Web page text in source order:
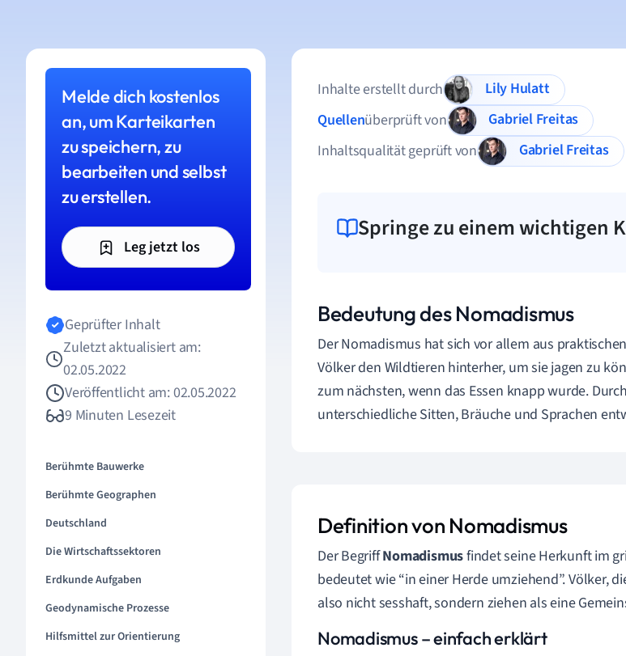
Melde dich kostenlos
an, um Karteikarten
zu speichern, zu
bearbeiten und selbst
zu erstellen.
Leg jetzt los
Geprüfter Inhalt
Zuletzt aktualisiert am:
02.05.2022
Veröffentlicht am: 02.05.2022
9 Minuten Lesezeit
Berühmte Bauwerke
Berühmte Geographen
Deutschland
Die Wirtschaftssektoren
Erdkunde Aufgaben
Geodynamische Prozesse
Hilfsmittel zur Orientierung
Inhalte erstellt durch
Lily Hulatt
Quellenüberprüft von
Gabriel Freitas
Inhaltsqualität geprüft von
Gabriel Freitas
Springe zu einem wichtigen
Bedeutung des Nomadismus
Der Nomadismus hat sich vor allem aus
Völker den Wildtieren hinterher, um sie jagen zu
zum nächsten, wenn das Essen knapp wurde.
unterschiedliche Sitten, Bräuche und Sprachen
Definition von Nomadismus
Der BegriffNomadismusfindet seine Herkunft im
bedeutet wie “in einer Herde umziehend”. Völker,
also nicht sesshaft, sondern ziehen als eine
Nomadismus – einfach erklärt